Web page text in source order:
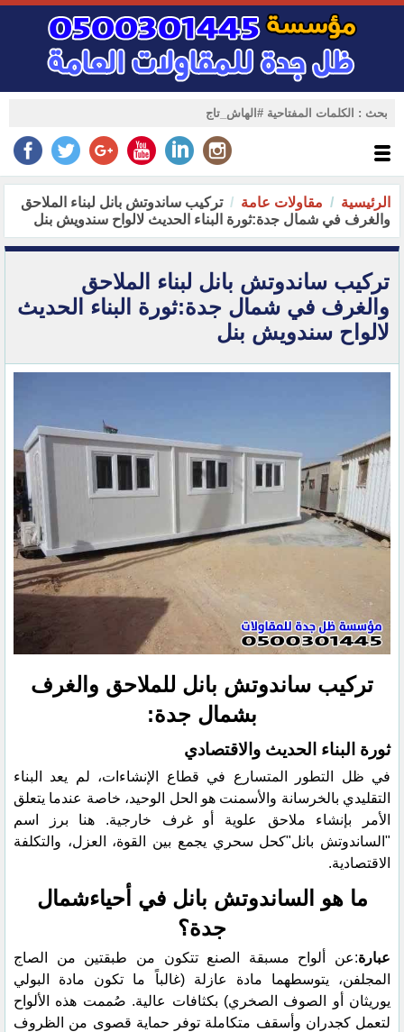
الرئيسية مقاولات عامة
تركيب ساندوتش بانل لبناء الملاحق
والغرف في شمال جدة:ثورة البناء الحديث لالواح سندويش بنل
تركيب ساندوتش بانل لبناء الملاحق
والغرف في شمال جدة:ثورة البناء الحديث
لالواح سندويش بنل
تركيب ساندوتش بانل للملاحق والغرف
بشمال جدة:
ثورة البناء الحديث والاقتصادي
​في ظل التطور المتسارع في قطاع الإنشاءات، لم يعد البناء
التقليدي بالخرسانة والأسمنت هو الحل الوحيد، خاصة عندما يتعلق
الأمر بإنشاء ملاحق علوية أو غرف خارجية. هنا برز اسم
"الساندوتش بانل"كحل سحري يجمع بين القوة، العزل، والتكلفة
الاقتصادية.
​ما هو الساندوتش بانل في أحياءشمال
جدة؟
عبارة:عن ألواح مسبقة الصنع تتكون من طبقتين من الصاج
المجلفن، يتوسطهما مادة عازلة (غالباً ما تكون مادة البولي
يوريثان أو الصوف الصخري) بكثافات عالية. صُممت هذه الألواح
لتعمل كجدران وأسقف متكاملة توفر حماية قصوى من الظروف